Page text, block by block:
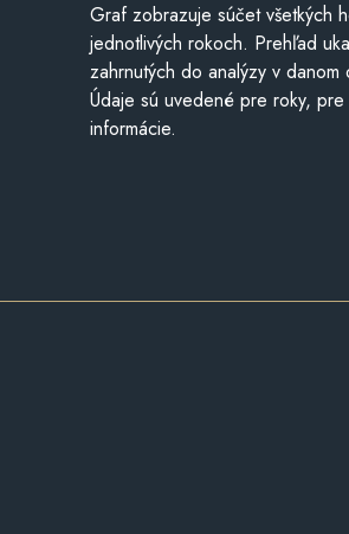
Graf zobrazuje súčet všetkých
jednotlivých rokoch. Prehľad
zahrnutých do analýzy v
Údaje sú uvedené pre roky,
informácie.